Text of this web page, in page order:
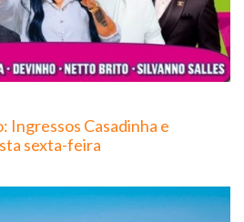
Ingressos Casadinha e
sexta-feira